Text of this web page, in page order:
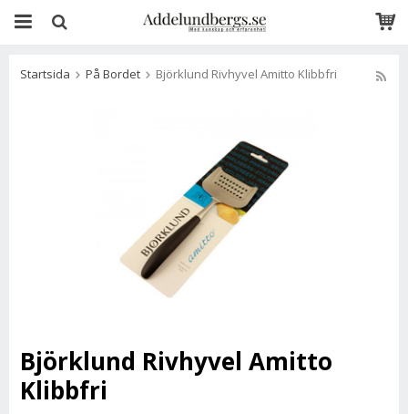
Startsida På Bordet Björklund Rivhyvel Amitto Klibbfri
Björklund Rivhyvel Amitto
Klibbfri